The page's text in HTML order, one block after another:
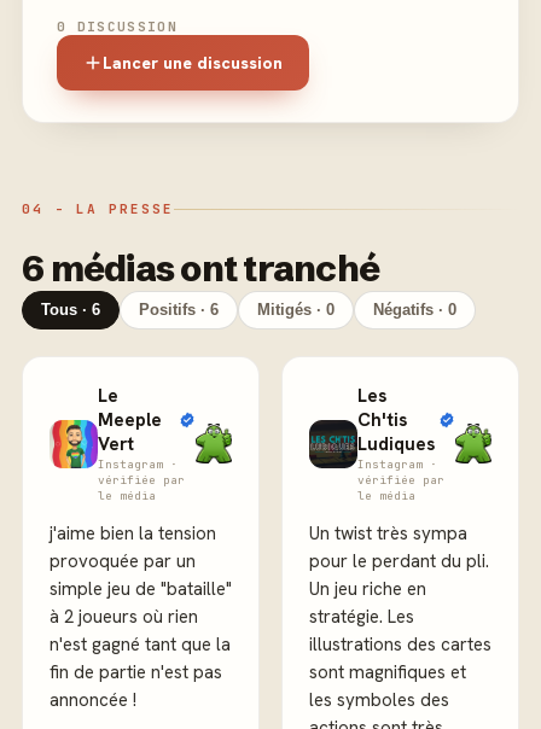
0 DISCUSSION
Lancer une discussion
04 - LA PRESSE
6 médias ont tranché
Tous · 6 Positifs · 6 Mitigés · 0 Négatifs · 0
Le
Meeple
Vert
Instagram ·
vérifiée par
le média
j'aime bien la tension
provoquée par un
simple jeu de "bataille"
à 2 joueurs où rien
n'est gagné tant que la
fin de partie n'est pas
annoncée !
Les
Ch'tis
Ludiques
Instagram ·
vérifiée par
le média
Un twist très sympa
pour le perdant du pli.
Un jeu riche en
stratégie. Les
illustrations des cartes
sont magnifiques et
les symboles des